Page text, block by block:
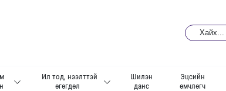
Ил тод, нээлттэй
өгөгдөл
Шилэн
данс
Эцсийн
өмчлөгч